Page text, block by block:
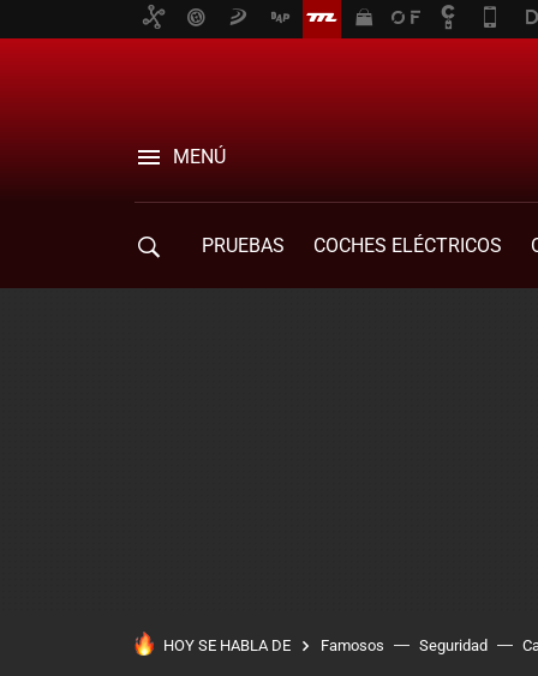
MENÚ
PRUEBAS COCHES ELÉCTRICOS
HOY SE HABLA DE Famosos Seguridad